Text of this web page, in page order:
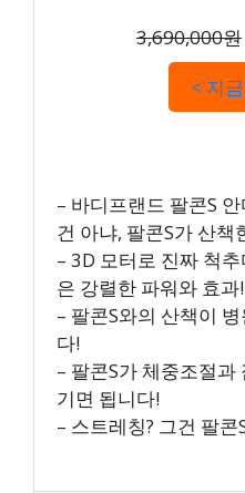
3,690,000원
< 지
– 바디프랜드 팔콘S
건 아냐, 팔콘S가 산책
– 3D 모터로 진짜 척
은 강렬한 파워와 효과!
– 팔콘S와의 산책이
다!
– 팔콘S가 체중조절
기면 됩니다!
– 스트레칭? 그건 팔콘